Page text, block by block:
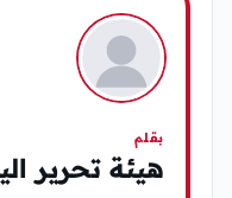
بقلم
هيئة تحرير